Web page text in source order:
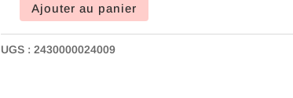
quantité
de
Ajouter au panier
UGS :2430000024009